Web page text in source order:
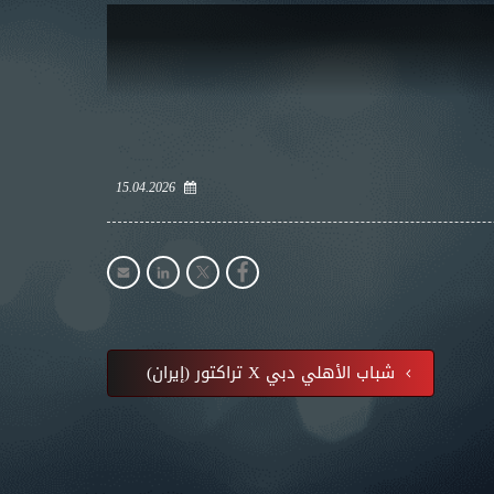
15.04.2026
شباب الأهلي دبي X تراكتور (إيران)